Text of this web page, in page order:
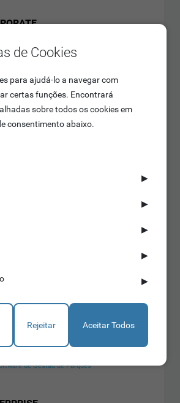
(Ilimitado)
de Gestão de Parques
de Cookies
para ajudá-lo a navegar com
certas funções. Encontrará
sobre todos os cookies em
consentimento abaixo.
▶
▶
▶
▶
▶
Rejeitar Aceitar Todos